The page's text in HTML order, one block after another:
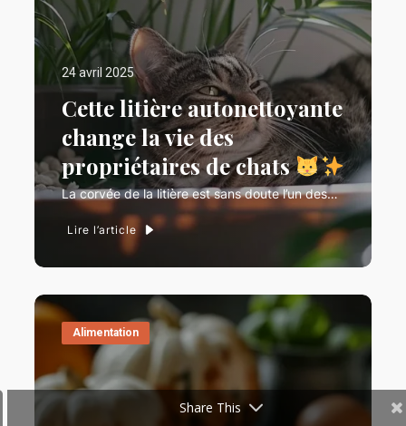
24 avril 2025
Cette litière autonettoyante
change la vie des
propriétaires de chats
La corvée de la litière est sans doute l’un des…
Lire l’article
Alimentation
Share This